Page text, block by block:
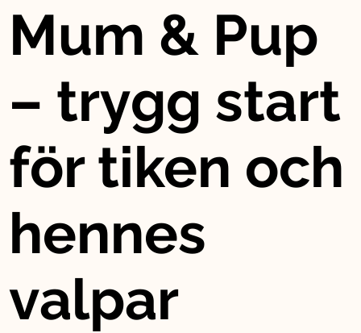
Mum & Pup
– trygg start
för tiken och
hennes
valpar